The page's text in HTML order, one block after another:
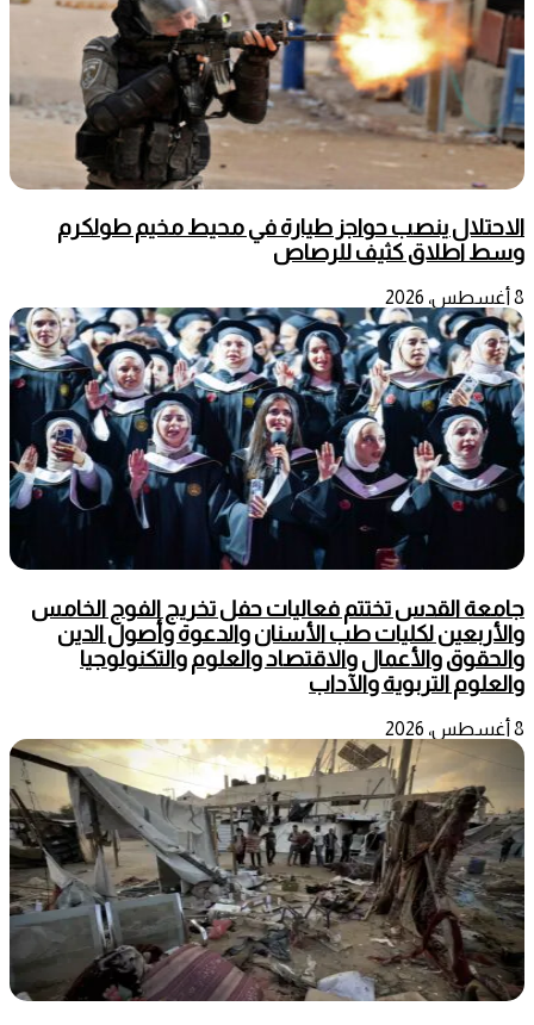
الاحتلال ينصب حواجز طيارة في محيط مخيم طولكرم
وسط اطلاق كثيف للرصاص
8 أغسطس، 2026
جامعة القدس تختتم فعاليات حفل تخريج الفوج الخامس
والأربعين لكليات طب الأسنان والدعوة وأصول الدين
والحقوق والأعمال والاقتصاد والعلوم والتكنولوجيا
والعلوم التربوية والآداب
8 أغسطس، 2026